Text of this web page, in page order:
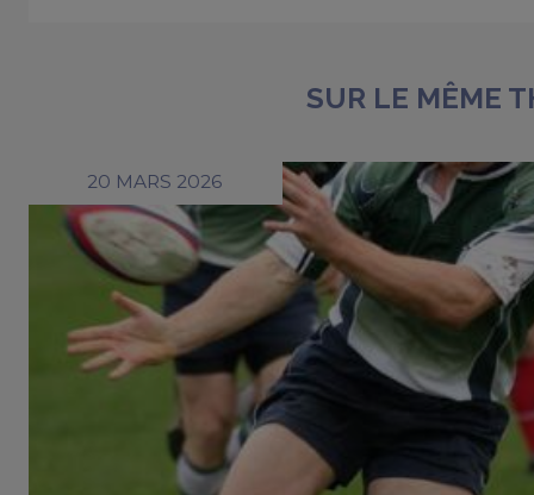
SUR LE MÊME
20 MARS 2026